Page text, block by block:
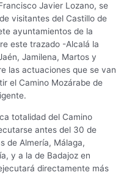
Javier Lozano, se
visitantes del Castillo de
ayuntamientos de la
este trazado -Alcalá la
Jamilena, Martos y
las actuaciones que se van
el Camino Mozárabe de
totalidad del Camino
antes del 30 de
de Almería, Málaga,
y a la de Badajoz en
directamente más